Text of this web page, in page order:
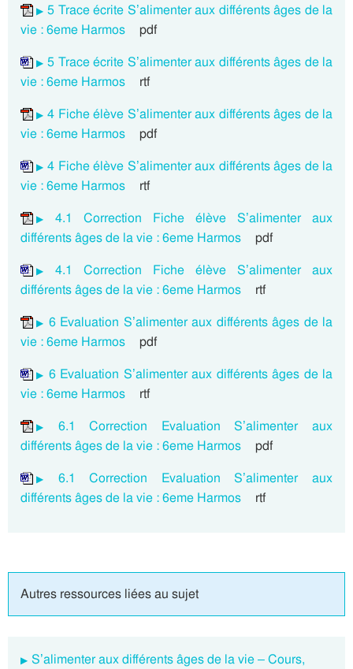
5 Trace écrite S’alimenter aux différents âges de la
vie : 6eme Harmos
pdf
5 Trace écrite S’alimenter aux différents âges de la
vie : 6eme Harmos
rtf
4 Fiche élève S’alimenter aux différents âges de la
vie : 6eme Harmos
pdf
4 Fiche élève S’alimenter aux différents âges de la
vie : 6eme Harmos
rtf
4.1 Correction Fiche élève S’alimenter aux
différents âges de la vie : 6eme Harmos
pdf
4.1 Correction Fiche élève S’alimenter aux
différents âges de la vie : 6eme Harmos
rtf
6 Evaluation S’alimenter aux différents âges de la
vie : 6eme Harmos
pdf
6 Evaluation S’alimenter aux différents âges de la
vie : 6eme Harmos
rtf
6.1 Correction Evaluation S’alimenter aux
différents âges de la vie : 6eme Harmos
pdf
6.1 Correction Evaluation S’alimenter aux
différents âges de la vie : 6eme Harmos
rtf
Autres ressources liées au sujet
S’alimenter aux différents âges de la vie – Cours,